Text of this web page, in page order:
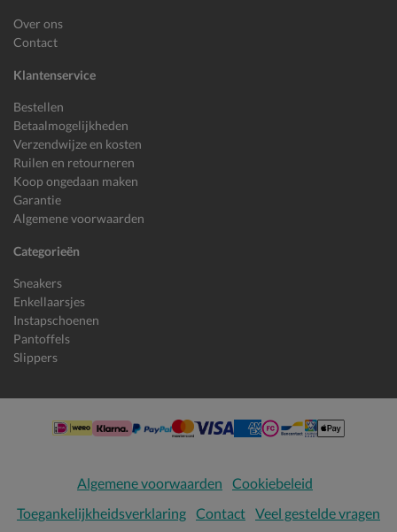
Over ons
Contact
Klantenservice
Bestellen
Betaalmogelijkheden
Verzendwijze en kosten
Ruilen en retourneren
Koop ongedaan maken
Garantie
Algemene voorwaarden
Categorieën
Sneakers
Enkellaarsjes
Instapschoenen
Pantoffels
Slippers
Algemene voorwaarden
Cookiebeleid
Toegankelijkheidsverklaring Contact Veel gestelde vragen